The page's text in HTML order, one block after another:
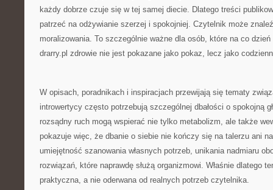
każdy dobrze czuje się w tej samej diecie. Dlatego treści
patrzeć na odżywianie szerzej i spokojniej. Czytelnik może
moralizowania. To szczególnie ważne dla osób, które na co
drarry.pl zdrowie nie jest pokazane jako pokaz, lecz jako
W opisach, poradnikach i inspiracjach przewijają się tematy
introwertycy często potrzebują szczególnej dbałości o spokojną
rozsądny ruch mogą wspierać nie tylko metabolizm, ale także
pokazuje więc, że dbanie o siebie nie kończy się na talerzu ani
umiejętność szanowania własnych potrzeb, unikania nadmiaru
rozwiązań, które naprawdę służą organizmowi. Właśnie dlatego
praktyczna, a nie oderwana od realnych potrzeb czytelnika.